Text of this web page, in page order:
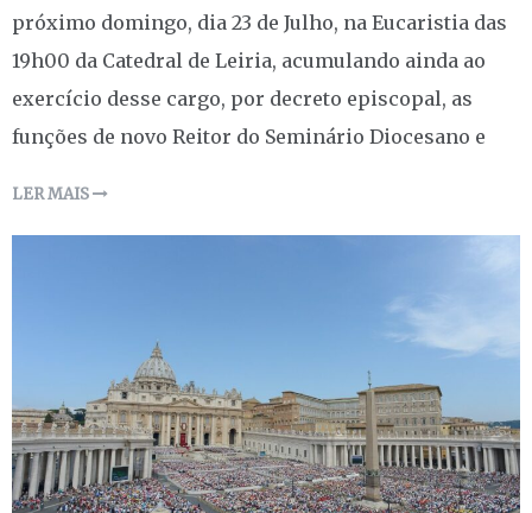
próximo domingo, dia 23 de Julho, na Eucaristia das
19h00 da Catedral de Leiria, acumulando ainda ao
exercício desse cargo, por decreto episcopal, as
funções de novo Reitor do Seminário Diocesano e
LER MAIS